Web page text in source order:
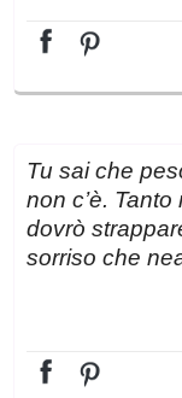
Tu sai che
non c’è.
dovrò
sorriso che